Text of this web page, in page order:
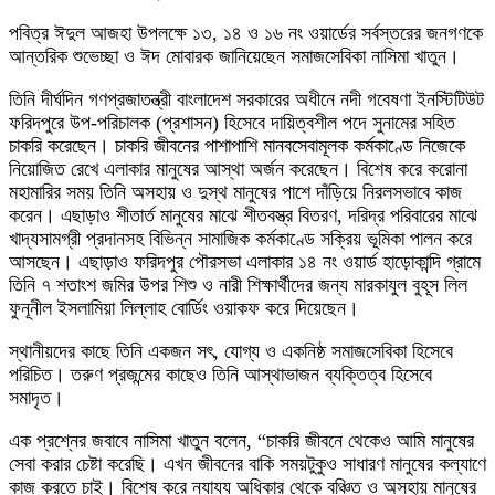
পবিত্র ঈদুল আজহা উপলক্ষে ১৩, ১৪ ও ১৬ নং ওয়ার্ডের সর্বস্তরের জনগণকে
আন্তরিক শুভেচ্ছা ও ঈদ মোবারক জানিয়েছেন সমাজসেবিকা নাসিমা খাতুন।
তিনি দীর্ঘদিন গণপ্রজাতন্ত্রী বাংলাদেশ সরকারের অধীনে নদী গবেষণা ইনস্টিটিউট
ফরিদপুরে উপ-পরিচালক (প্রশাসন) হিসেবে দায়িত্বশীল পদে সুনামের সহিত
চাকরি করেছেন। চাকরি জীবনের পাশাপাশি মানবসেবামূলক কর্মকাণ্ডে নিজেকে
নিয়োজিত রেখে এলাকার মানুষের আস্থা অর্জন করেছেন। বিশেষ করে করোনা
মহামারির সময় তিনি অসহায় ও দুস্থ মানুষের পাশে দাঁড়িয়ে নিরলসভাবে কাজ
করেন। এছাড়াও শীতার্ত মানুষের মাঝে শীতবস্ত্র বিতরণ, দরিদ্র পরিবারের মাঝে
খাদ্যসামগ্রী প্রদানসহ বিভিন্ন সামাজিক কর্মকাণ্ডে সক্রিয় ভূমিকা পালন করে
আসছেন। এছাড়াও ফরিদপুর পৌরসভা এলাকার ১৪ নং ওয়ার্ড হাড়োকান্দি গ্রামে
তিনি ৭ শতাংশ জমির উপর শিশু ও নারী শিক্ষার্থীদের জন্য মারকাযুল বুহূস লিল
ফুনূনীল ইসলামিয়া লিল্লাহ বোর্ডিং ওয়াকফ করে দিয়েছেন।
স্থানীয়দের কাছে তিনি একজন সৎ, যোগ্য ও একনিষ্ঠ সমাজসেবিকা হিসেবে
পরিচিত। তরুণ প্রজন্মের কাছেও তিনি আস্থাভাজন ব্যক্তিত্ব হিসেবে
সমাদৃত।
এক প্রশ্নের জবাবে নাসিমা খাতুন বলেন, “চাকরি জীবনে থেকেও আমি মানুষের
সেবা করার চেষ্টা করেছি। এখন জীবনের বাকি সময়টুকুও সাধারণ মানুষের কল্যাণে
কাজ করতে চাই। বিশেষ করে ন্যায্য অধিকার থেকে বঞ্চিত ও অসহায় মানুষের